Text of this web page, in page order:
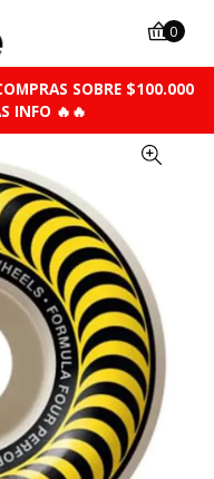
SOBRE $100.000
INFO 🔥🔥
0